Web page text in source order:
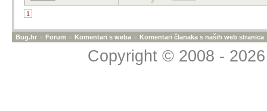
1
Bug.hr » Forum » Komentari s weba » Komentari članaka s naših web stranica
Copyright © 2008 -